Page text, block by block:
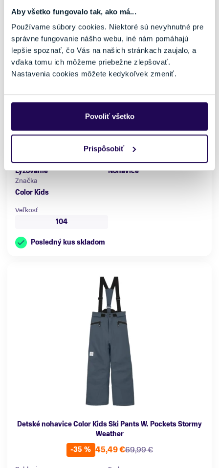
Aby všetko fungovalo tak, ako má...
Používame súbory cookies. Niektoré sú nevyhnutné pre
správne fungovanie nášho webu, iné nám pomáhajú
lepšie spoznať, čo Vás na našich stránkach zaujalo, a
vďaka tomu ich môžeme priebežne zlepšovať.
Nastavenia cookies môžete kedykoľvek zmeniť.
Povoliť všetko
Prispôsobiť
Detské nohavice Color Kids Ski Pants Slim Black
-50 %
69,99 €
35,00 €
Pohlavie
Farba
Čierna
Lyžovanie
Nohavice
Značka
Color Kids
Veľkosť
104
Posledný kus skladom
Detské nohavice Color Kids Ski Pants W. Pockets Stormy
Weather
-35 %
69,99 €
45,49 €